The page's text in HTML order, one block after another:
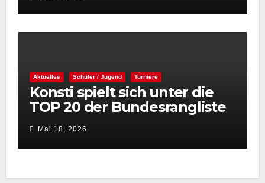
Aktuelles Schüler / Jugend Turniere
Konsti spielt sich unter die
TOP 20 der Bundesrangliste
👏Mai 18, 2026